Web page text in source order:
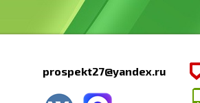
prospekt27@yandex.ru